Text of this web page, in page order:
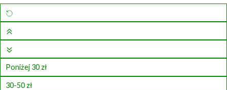
Poniżej 30 zł
30-50 zł